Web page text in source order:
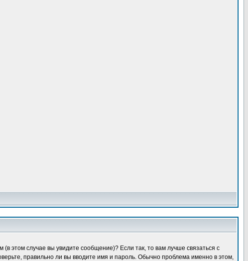
этом случае вы увидите сообщение)? Если так, то вам лучше связаться с
правильно ли вы вводите имя и пароль. Обычно проблема именно в этом,